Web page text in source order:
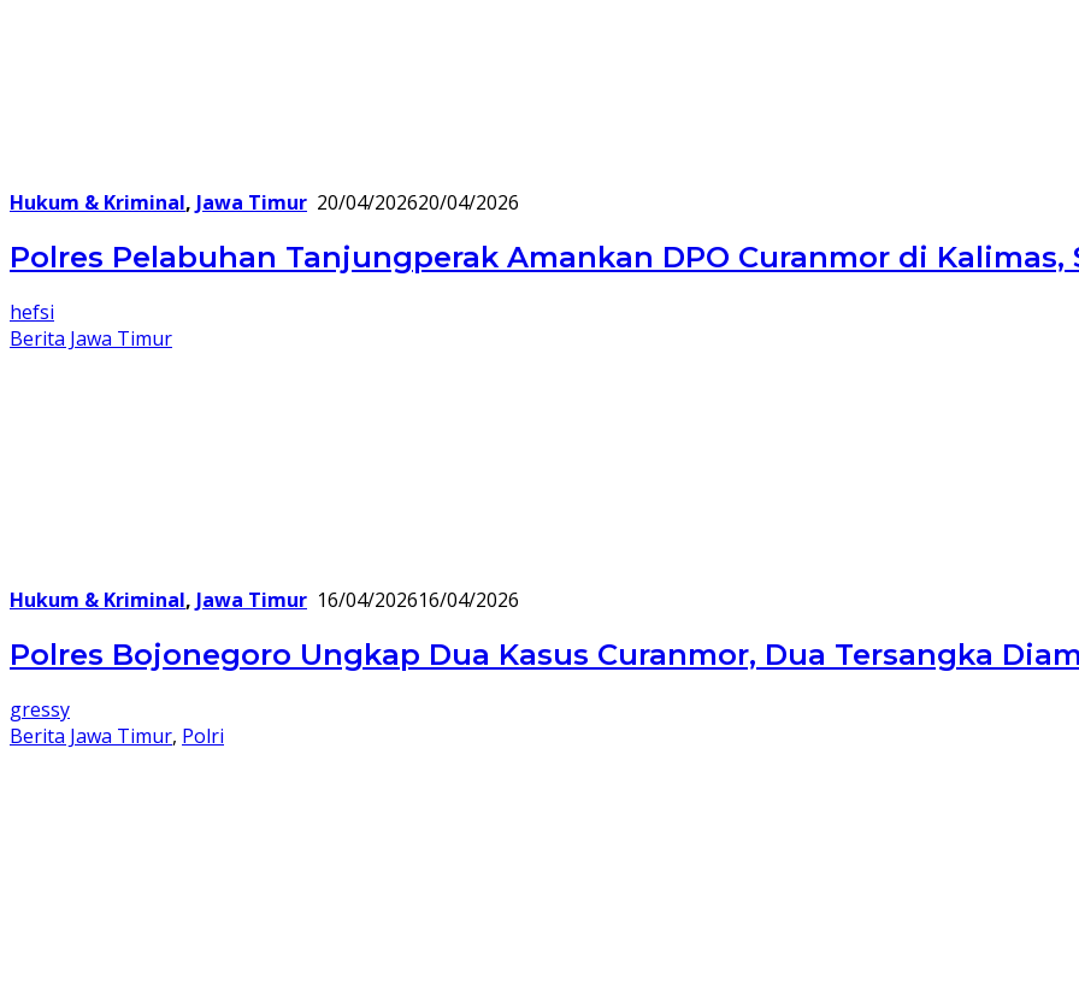
Hukum & Kriminal, Jawa Timur 20/04/202620/04/2026
Polres Pelabuhan Tanjungperak Amankan DPO Curanmor di Kalimas,
hefsi
Berita Jawa Timur
Hukum & Kriminal, Jawa Timur 16/04/202616/04/2026
Polres Bojonegoro Ungkap Dua Kasus Curanmor, Dua Tersangka
gressy
Berita Jawa Timur, Polri